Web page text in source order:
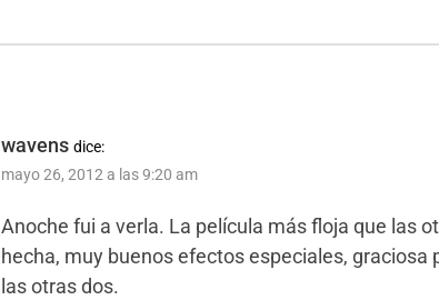
wavens dice:
mayo 26, 2012 a las 9:20 am
Anoche fui a verla. La película más floja que las
hecha, muy buenos efectos especiales, graciosa
las otras dos.